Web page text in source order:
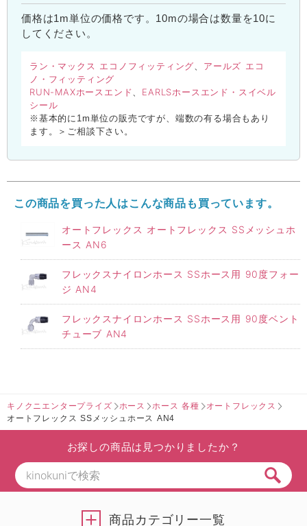
価格は1m単位の価格です。10mの場合は数量を10に
してください。
ラン・マックス エコノフィッティング、 アールズ エコ
ノ・フィッティング
RUN-MAXホースエンド、 EARLSホースエンド・スイベル
シール
※基本的に1m単位の販売ですが、端数の有る場合もあり
ます。＞ご相談下さい。
この商品を買った人はこんな商品も買っています。
オートフレックス オートフレックス SSメッシュホ
ース AN6
フレックスナイロンホース SSホース用 90度フォー
ジ AN4
フレックスナイロンホース SSホース用 90度ベント
チューブ AN4
キノクニエンタープライズ ホース ホース 各種 オートフレックス
オートフレックス SSメッシュホース AN4
お探しの商品は見つかりましたか？
商品カテゴリー一覧